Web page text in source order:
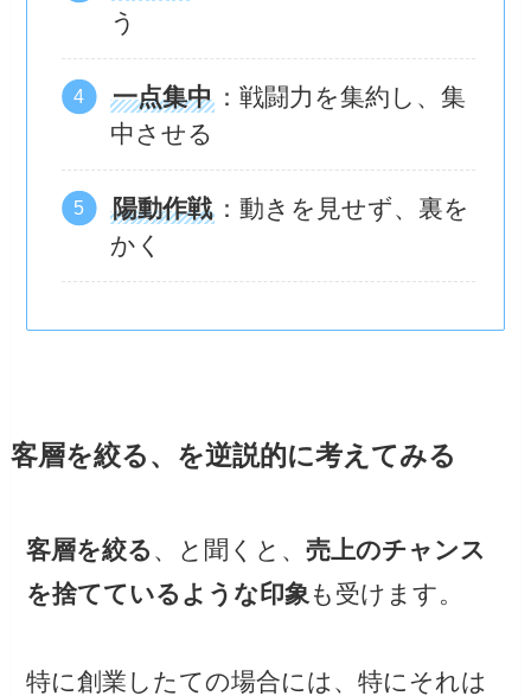
う
一点集中 ：戦闘力を集約し、集
中させる
陽動作戦 ：動きを見せず、裏を
かく
客層を絞る、を逆説的に考えてみる
客層を絞る 、と聞くと、売上のチャンス
を捨てているような印象 も受けます。
特に創業したての場合には、特にそれは